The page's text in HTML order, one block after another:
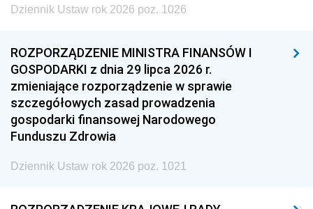
Dziennik Ustaw rok 2026 poz. 1026
ROZPORZĄDZENIE MINISTRA FINANSÓW I
GOSPODARKI z dnia 29 lipca 2026 r.
zmieniające rozporządzenie w sprawie
szczegółowych zasad prowadzenia
gospodarki finansowej Narodowego
Funduszu Zdrowia
Dziennik Ustaw rok 2026 poz. 1021